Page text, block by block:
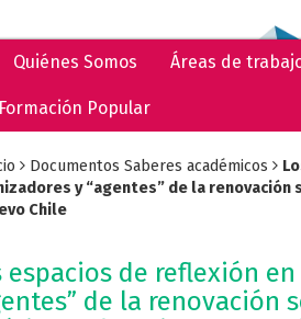
Quiénes Somos Áreas de
Popular
Documentos Saberes académicos
y “agentes” de la
Chile
espacios de reflexión
de la renovación